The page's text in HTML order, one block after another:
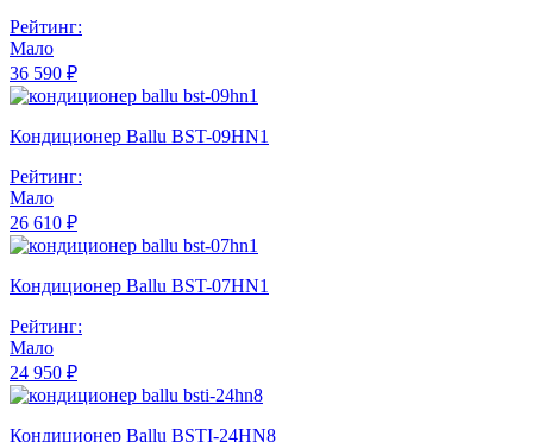
Рейтинг:
Мало
36 590 ₽
Кондиционер Ballu BST-09HN1
Рейтинг:
Мало
26 610 ₽
Кондиционер Ballu BST-07HN1
Рейтинг:
Мало
24 950 ₽
Кондиционер Ballu BSTI-24HN8